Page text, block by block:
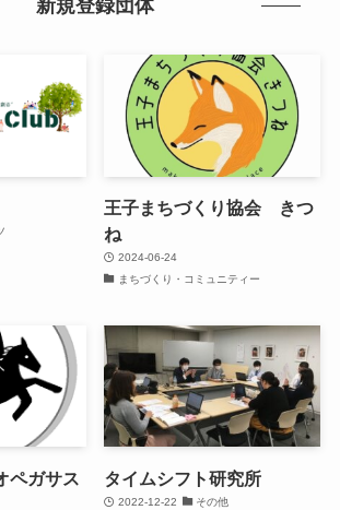
新規登録団体
王子まちづくり協会 きつ
ね
2024-06-24
まちづくり・コミュニティー
ペガサス タイムシフト研究所
2022-12-22 その他